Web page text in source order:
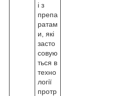
і з
препа
ратам
и, які
засто
совую
ться в
техно
логії
протр